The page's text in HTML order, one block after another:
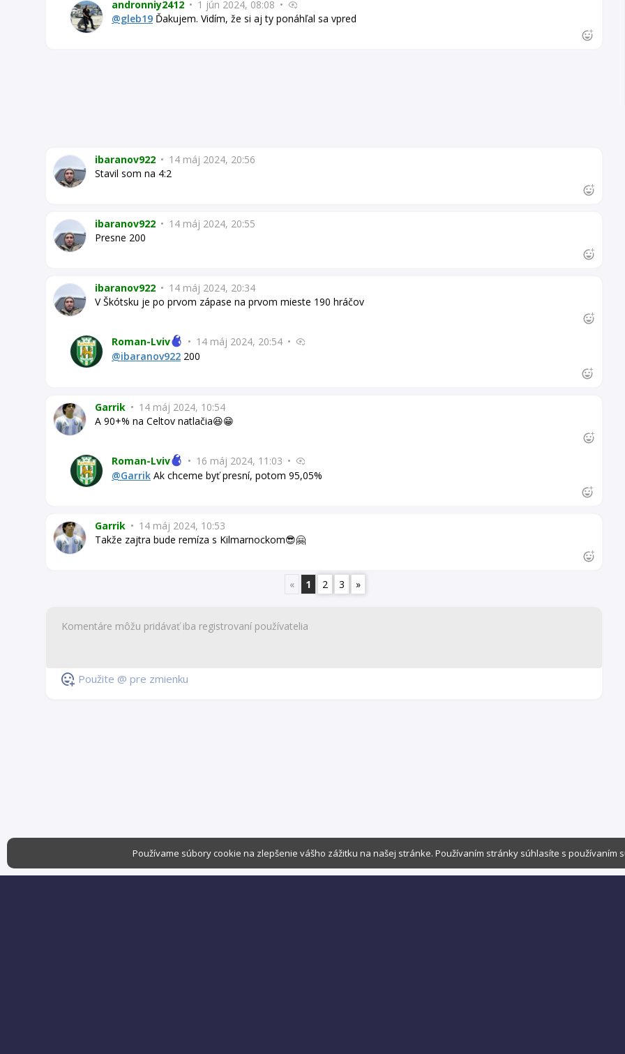
andronniy2412 • 1 jún 2024, 08:08 •
@gleb19 Ďakujem. Vidím, že si aj ty ponáhľal sa vpred
ibaranov922 • 14 máj 2024, 20:56
Stavil som na 4:2
ibaranov922 • 14 máj 2024, 20:55
Presne 200
ibaranov922 • 14 máj 2024, 20:34
V Škótsku je po prvom zápase na prvom mieste 190 hráčov
Roman-Lviv • 14 máj 2024, 20:54 •
@ibaranov922 200
Garrik • 14 máj 2024, 10:54
A 90+% na Celtov natlačia😆😁
Roman-Lviv • 16 máj 2024, 11:03 •
@Garrik Ak chceme byť presní, potom 95,05%
Garrik • 14 máj 2024, 10:53
Takže zajtra bude remíza s Kilmarnockom😎🤗
« 1 2 3 »
Použite @ pre zmienku
Používame súbory cookie na zlepšenie vášho zážitku na našej stránke. Používaním stránky súhlasíte s používaním